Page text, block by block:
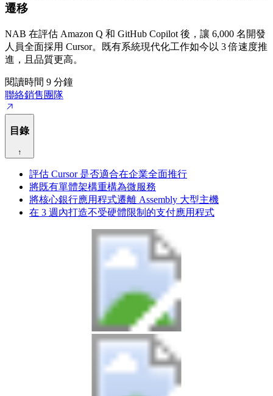
遷移
NAB 在評估 Amazon Q 和 GitHub Copilot 後，讓 6,000 名開發
人員全面採用 Cursor。既有系統現代化工作如今以 3 倍速度推
進，且品質更高。
閱讀時間 9 分鐘
聯絡銷售團隊
目錄
↑
評估 Cursor 是否適合在企業全面推行
將既有單體架構重構為微服務
將核心銀行應用程式遷離 Assembly 大型主機
在 3 週內打造不受硬體限制的支付應用程式